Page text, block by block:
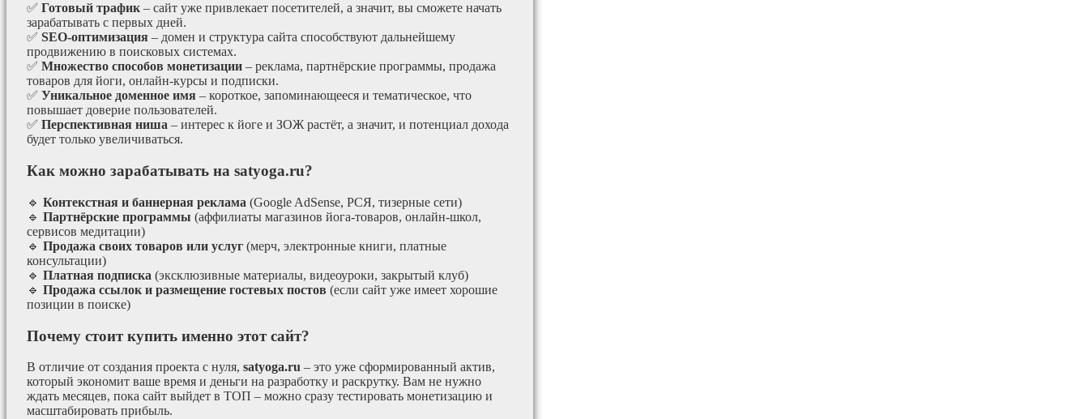
✅ Готовый трафик – сайт уже привлекает посетителей, а значит, вы сможете начать
зарабатывать с первых дней.
✅ SEO-оптимизация – домен и структура сайта способствуют дальнейшему
продвижению в поисковых системах.
✅ Множество способов монетизации – реклама, партнёрские программы, продажа
товаров для йоги, онлайн-курсы и подписки.
✅ Уникальное доменное имя – короткое, запоминающееся и тематическое, что
повышает доверие пользователей.
✅ Перспективная ниша – интерес к йоге и ЗОЖ растёт, а значит, и потенциал дохода
будет только увеличиваться.
Как можно зарабатывать на satyoga.ru?
🔹 Контекстная и баннерная реклама (Google AdSense, РСЯ, тизерные сети)
🔹 Партнёрские программы (аффилиаты магазинов йога-товаров, онлайн-школ,
сервисов медитации)
🔹 Продажа своих товаров или услуг (мерч, электронные книги, платные
консультации)
🔹 Платная подписка (эксклюзивные материалы, видеоуроки, закрытый клуб)
🔹 Продажа ссылок и размещение гостевых постов (если сайт уже имеет хорошие
позиции в поиске)
Почему стоит купить именно этот сайт?
В отличие от создания проекта с нуля, satyoga.ru – это уже сформированный актив,
который экономит ваше время и деньги на разработку и раскрутку. Вам не нужно
ждать месяцев, пока сайт выйдет в ТОП – можно сразу тестировать монетизацию и
масштабировать прибыль.